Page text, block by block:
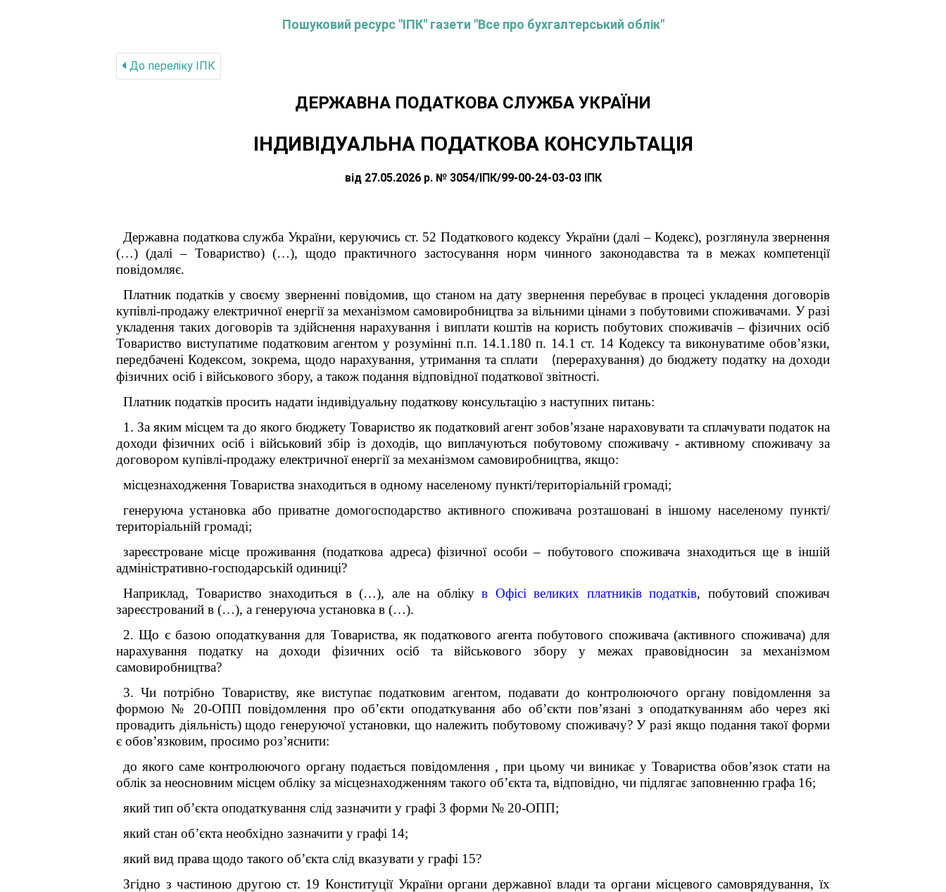
Пошуковий ресурс "ІПК" газети "Все про бухгалтерський облік"
До переліку IПК
ДЕРЖАВНА ПОДАТКОВА СЛУЖБА УКРАЇНИ
ІНДИВІДУАЛЬНА ПОДАТКОВА КОНСУЛЬТАЦІЯ
від 27.05.2026 р. № 3054/ІПК/99-00-24-03-03 ІПК
Державна податкова служба України, керуючись ст. 52 Податкового кодексу України (далі – Кодекс), розглянула звернення
(…) (далі – Товариство) (…), щодо практичного застосування норм чинного законодавства та в межах компетенції
повідомляє.
Платник податків у своєму зверненні повідомив, що станом на дату звернення перебуває в процесі укладення договорів
купівлі-продажу електричної енергії за механізмом самовиробництва за вільними цінами з побутовими споживачами. У разі
укладення таких договорів та здійснення нарахування і виплати коштів на користь побутових споживачів – фізичних осіб
Товариство виступатиме податковим агентом у розумінні п.п. 14.1.180 п. 14.1 ст. 14 Кодексу та виконуватиме обов’язки,
передбачені Кодексом, зокрема, щодо нарахування, утримання та сплати
(перерахування) до бюджету податку на доходи
фізичних осіб і військового збору, а також подання відповідної податкової звітності.
Платник податків просить надати індивідуальну податкову консультацію з наступних питань:
1. За яким місцем та до якого бюджету Товариство як податковий агент зобов’язане нараховувати та сплачувати податок на
доходи фізичних осіб і військовий збір із доходів, що виплачуються побутовому споживачу - активному споживачу за
договором купівлі-продажу електричної енергії за механізмом самовиробництва, якщо:
місцезнаходження Товариства знаходиться в одному населеному пункті/територіальній громаді;
генеруюча установка або приватне домогосподарство активного споживача розташовані в іншому населеному пункті/
територіальній громаді;
зареєстроване місце проживання (податкова адреса) фізичної особи – побутового споживача знаходиться ще в іншій
адміністративно-господарській одиниці?
Наприклад, Товариство знаходиться в (…), але на обліку в Офісі великих платників податків, побутовий споживач
зареєстрований в (…), а генеруюча установка в (…).
2. Що є базою оподаткування для Товариства, як податкового агента побутового споживача (активного споживача) для
нарахування податку на доходи фізичних осіб та військового збору у межах правовідносин за механізмом
самовиробництва?
3. Чи потрібно Товариству, яке виступає податковим агентом, подавати до контролюючого органу повідомлення за
формою № 20-ОПП повідомлення про об’єкти оподаткування або об’єкти пов’язані з оподаткуванням або через які
провадить діяльність) щодо генеруючої установки, що належить побутовому споживачу? У разі якщо подання такої форми
є обов’язковим, просимо роз’яснити:
до якого саме контролюючого органу подається повідомлення , при цьому чи виникає у Товариства обов’язок стати на
облік за неосновним місцем обліку за місцезнаходженням такого об’єкта та, відповідно, чи підлягає заповненню графа 16;
який тип об’єкта оподаткування слід зазначити у графі 3 форми № 20-ОПП;
який стан об’єкта необхідно зазначити у графі 14;
який вид права щодо такого об’єкта слід вказувати у графі 15?
Згідно з частиною другою ст. 19 Конституції України органи державної влади та органи місцевого самоврядування, їх